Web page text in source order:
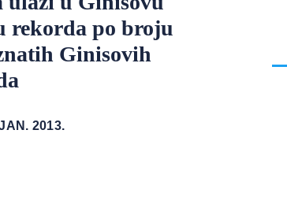
rekorda po broju
Ginisovih
2013.